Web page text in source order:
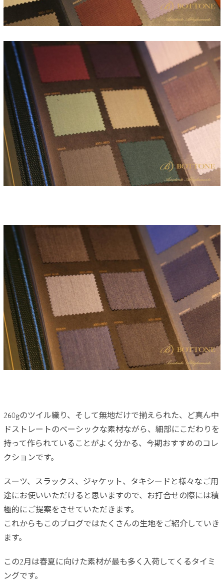
260gのツイル織り、そして無地だけで揃えられた、ど真ん中
ドストレートのベーシックな素材ながら、細部にこだわりを
持って作られていることがよく分かる、今期おすすめのコレ
クションです。
スーツ、スラックス、ジャケット、タキシードと様々なご用
途にお使いいただけると思いますので、お打合せの際には積
極的にご提案をさせていただきます。
これからもこのブログではたくさんの生地をご紹介していき
ます。
この2月は春夏に向けた素材が最も多く入荷してくるタイミ
ングです。